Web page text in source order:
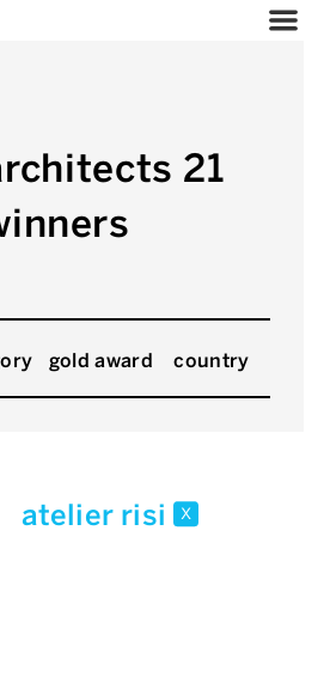
21
gold award country
atelier risi x